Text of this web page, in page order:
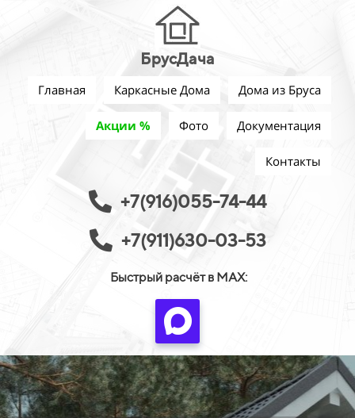
БрусДача
Главная Каркасные Дома Дома из Бруса
Акции % Фото Документация
Контакты
+7(916)055-74-44
+7(911)630-03-53
Быстрый расчёт в MAX: